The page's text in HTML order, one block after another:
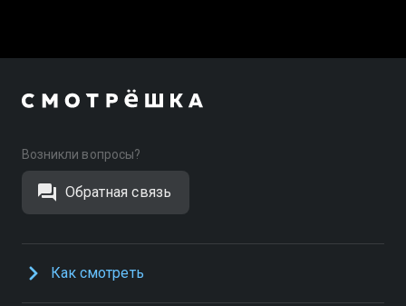
Возникли вопросы?
Обратная связь
Как смотреть